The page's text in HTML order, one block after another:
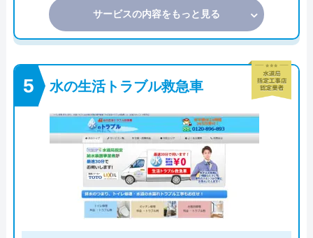
サービスの内容をもっと見る
水の生活トラブル救急車